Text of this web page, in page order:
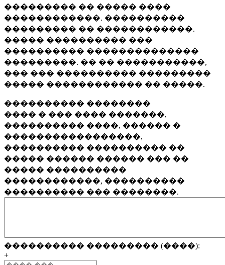
��������� �� ����� ����
������������. ����������
��������� �� ������������.
����� ���������� ���
���������� ��������������
���������. �� �� �����������,
��� ��� ���������� ���������
����� ������������ �� �����.
���������� ��������
���� � ��� ���� �������,
���������� ����, ������ �
�����������������,
���������� ���������� ��
����� ������ ������ ��� ��
����� ����������
������������, ����������
���������� ��� ��������.
���������� ��������� (����):
+